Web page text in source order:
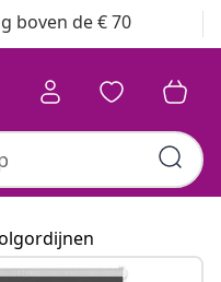
boven de € 70